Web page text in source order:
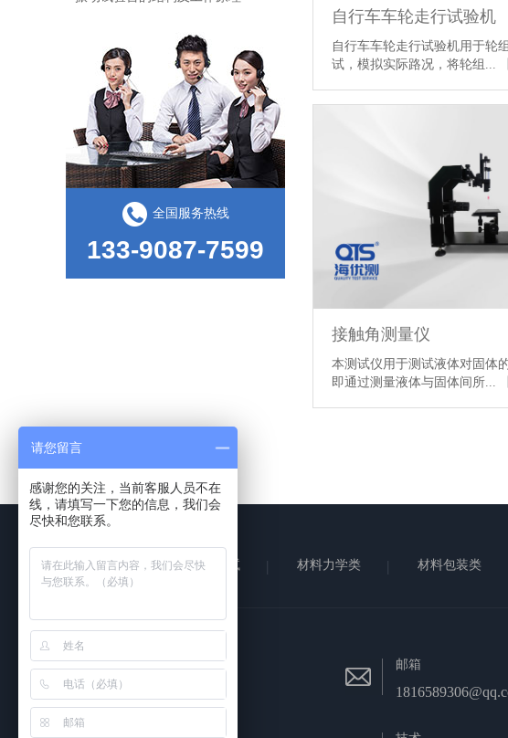
自行车车轮走行试验机
自行车车轮走行试验机用于轮
试，模拟实际路况，将轮组...
接触角测量仪
本测试仪用于测试液体对固体
即通过测量液体与固体间所...
全国服务热线
133-9087-7599
首页 可靠性测试 材料力学类 材料包装类
电话
133-9087-7599
邮箱
请您留言
感谢您的关注，当前客服人员不在
线，请填写一下您的信息，我们会
尽快和您联系。